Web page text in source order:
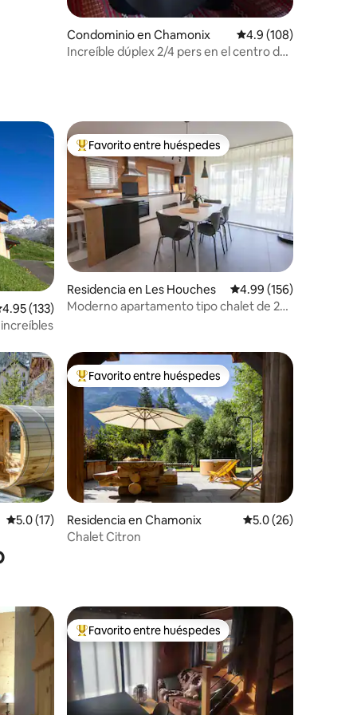
Condominio en Chamonix Calificación
4.9 (108)
Increíble dúplex 2/4 pers en el centro de
promedio: 4.95 de 5; 133 evaluaciones
4.95 (133)
De los mejores en Favorito entre huéspedes
Favorito entre huéspedes
Residencia en Les Houches Calificación promedio:
4.99 (156)
Moderno apartamento tipo chalet de 2
Calificación promedio: 5.0 de 5; 17 evaluaciones
5.0 (17)
De los mejores en Favorito entre huéspedes
Favorito entre huéspedes
Residencia en Chamonix Calificación
5.0 (26)
Chalet Citron
De los mejores en Favorito entre huéspedes
Favorito entre huéspedes